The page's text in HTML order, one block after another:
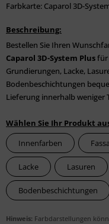
Farbkarte: Caparol 3D-
Beschreibung:
Bestellen Sie Ihren
Caparol 3D-System Plusfür
Grundierungen, Lacke,
Bodenbeschichtungen
Lieferung innerhalb weniger
Wählen Sie Ihr Produkt
Innenfarben
Lacke Lasuren
Bodenbeschichtungen
Hinweis: Farbdarstellungen